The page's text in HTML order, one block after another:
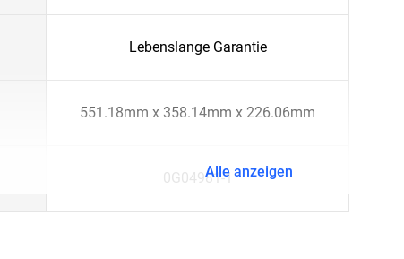
Lebenslange Garantie
551.18mm x 358.14mm x 226.06mm
0G04981-1Alle anzeigen